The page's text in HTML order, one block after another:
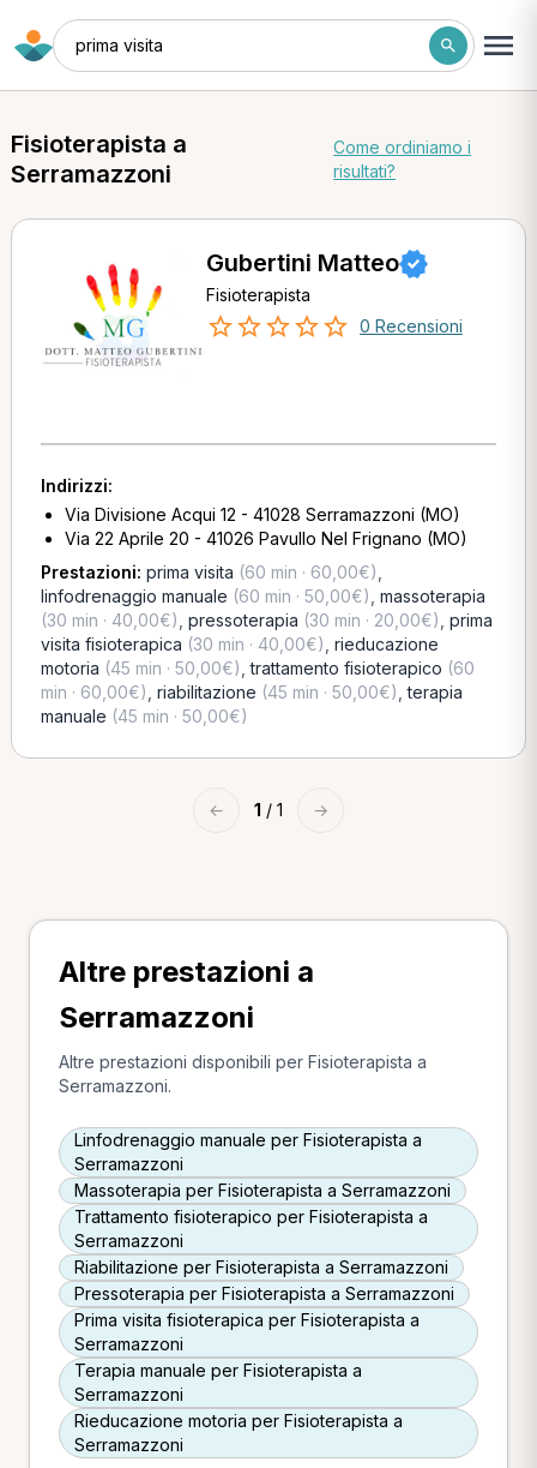
prima visita
Fisioterapista a
Serramazzoni
Come ordiniamo i
risultati?
Gubertini Matteo
Fisioterapista
0 Recensioni
Indirizzi:
Via Divisione Acqui 12 - 41028 Serramazzoni (MO)
Via 22 Aprile 20 - 41026 Pavullo Nel Frignano (MO)
Prestazioni: prima visita (60 min · 60,00€)
linfodrenaggio manuale (60 min · 50,00€) massoterapia
(30 min · 40,00€) pressoterapia (30 min · 20,00€) prima
visita fisioterapica (30 min · 40,00€) rieducazione
motoria (45 min · 50,00€) ,trattamento fisioterapico (60
min · 60,00€) riabilitazione (45 min · 50,00€) ,terapia
manuale (45 min · 50,00€)
← 1 / 1 →
Altre prestazioni a
Serramazzoni
Altre prestazioni disponibili per Fisioterapista a
Serramazzoni.
Linfodrenaggio manuale per Fisioterapista a
Serramazzoni
Massoterapia per Fisioterapista a Serramazzoni
Trattamento fisioterapico per Fisioterapista a
Serramazzoni
Riabilitazione per Fisioterapista a Serramazzoni
Pressoterapia per Fisioterapista a Serramazzoni
Prima visita fisioterapica per Fisioterapista a
Serramazzoni
Terapia manuale per Fisioterapista a
Serramazzoni
Rieducazione motoria per Fisioterapista a
Serramazzoni